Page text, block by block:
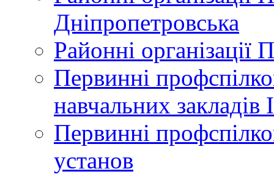
Дніпропетровська
Районні організації
Первинні
навчальних закладів
Первинні
установ